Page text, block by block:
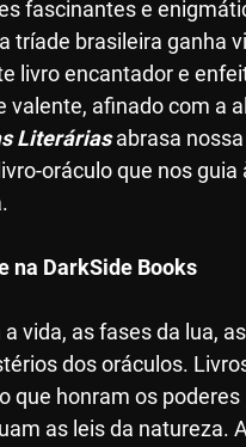
fascinantes e
tríade brasileira ganha
livro encantador e
valente, afinado com a
Literáriasabrasa
oráculo que nos guia
na DarkSide Books
vida, as fases da lua,
dos oráculos.
que honram os poderes
as leis da natureza.